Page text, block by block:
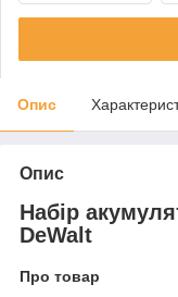
Опис
Опис
Набір
DeWalt
Про товар